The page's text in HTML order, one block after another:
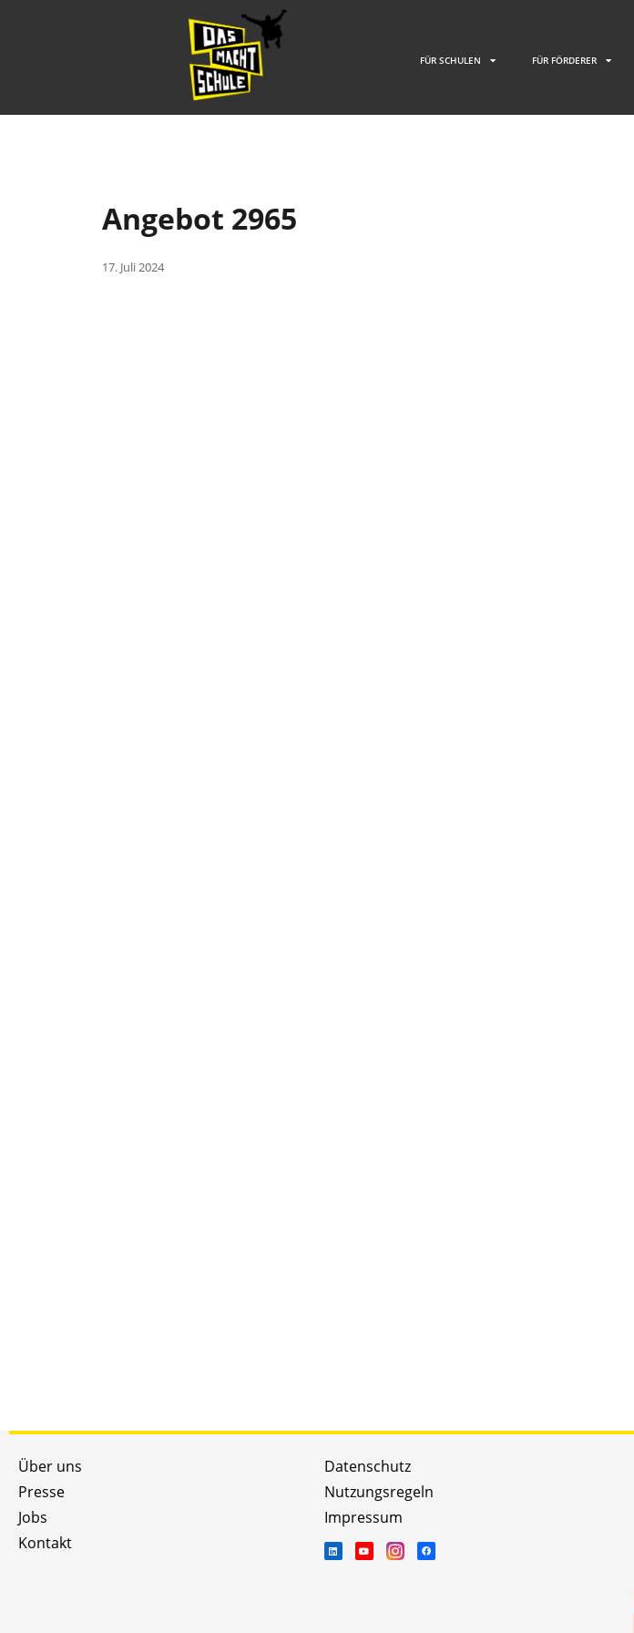
FÜR SCHULEN FÜR FÖRDERER
Angebot 2965
17. Juli 2024
Über uns
Presse
Jobs
Kontakt
Datenschutz
Nutzungsregeln
Impressum